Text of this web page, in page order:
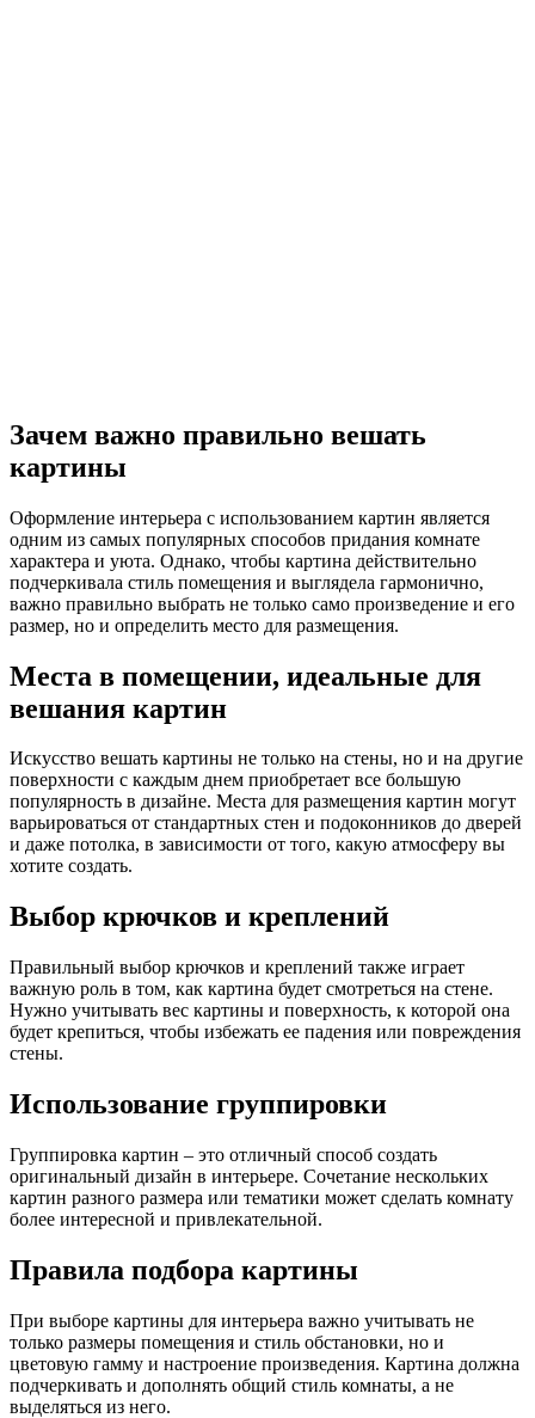
Зачем важно правильно вешать
картины
Оформление интерьера с использованием картин является
одним из самых популярных способов придания комнате
характера и уюта. Однако, чтобы картина действительно
подчеркивала стиль помещения и выглядела гармонично,
важно правильно выбрать не только само произведение и его
размер, но и определить место для размещения.
Места в помещении, идеальные для
вешания картин
Искусство вешать картины не только на стены, но и на другие
поверхности с каждым днем приобретает все большую
популярность в дизайне. Места для размещения картин могут
варьироваться от стандартных стен и подоконников до дверей
и даже потолка, в зависимости от того, какую атмосферу вы
хотите создать.
Выбор крючков и креплений
Правильный выбор крючков и креплений также играет
важную роль в том, как картина будет смотреться на стене.
Нужно учитывать вес картины и поверхность, к которой она
будет крепиться, чтобы избежать ее падения или повреждения
стены.
Использование группировки
Группировка картин – это отличный способ создать
оригинальный дизайн в интерьере. Сочетание нескольких
картин разного размера или тематики может сделать комнату
более интересной и привлекательной.
Правила подбора картины
При выборе картины для интерьера важно учитывать не
только размеры помещения и стиль обстановки, но и
цветовую гамму и настроение произведения. Картина должна
подчеркивать и дополнять общий стиль комнаты, а не
выделяться из него.